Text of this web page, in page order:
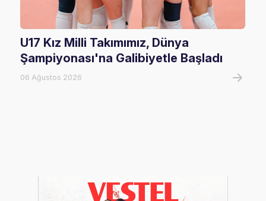
U17 Kız Milli Takımımız, Dünya
Şampiyonası'na Galibiyetle Başladı
06 Ağustos 2026